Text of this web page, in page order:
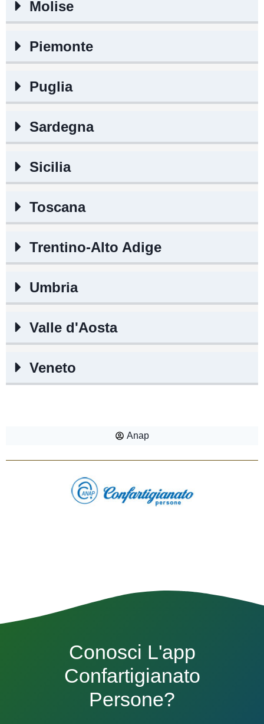
Molise
Piemonte
Puglia
Sardegna
Sicilia
Toscana
Trentino-Alto Adige
Umbria
Valle d'Aosta
Veneto
Anap
Conosci L'app
Confartigianato
Persone?